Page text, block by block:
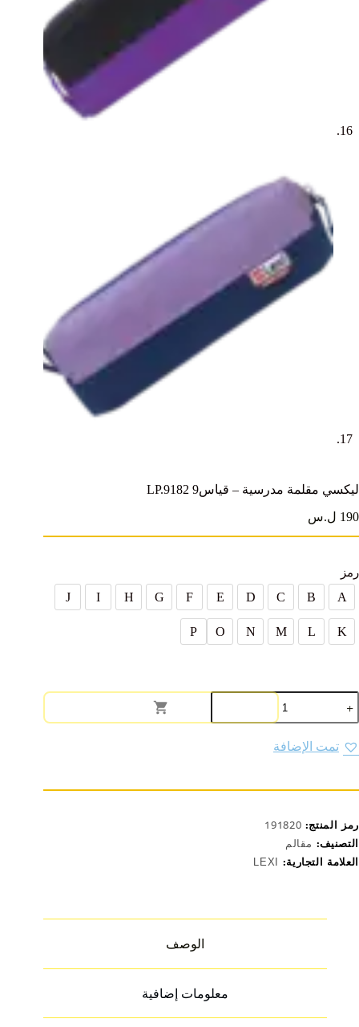
ليكسي مقلمة مدرسية – قياس9 LP.9182
190 ل.س
رمز
A
B
C
D
E
F
G
H
I
J
K
L
M
N
O
P
كمية
ليكسي
مقلمة
مدرسية
-
تمت الإضافة
رمز المنتج: 191820
التصنيف: مقالم
العلامة التجارية: LEXI
الوصف
معلومات إضافية